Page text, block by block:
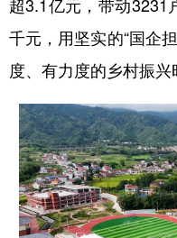
新疆 内蒙古
千元，用坚实的“国企
度、有力度的乡村振兴